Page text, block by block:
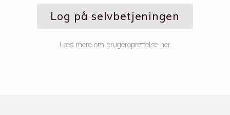
Log på selvbetjeningen
Læs mere om brugeroprettelse her